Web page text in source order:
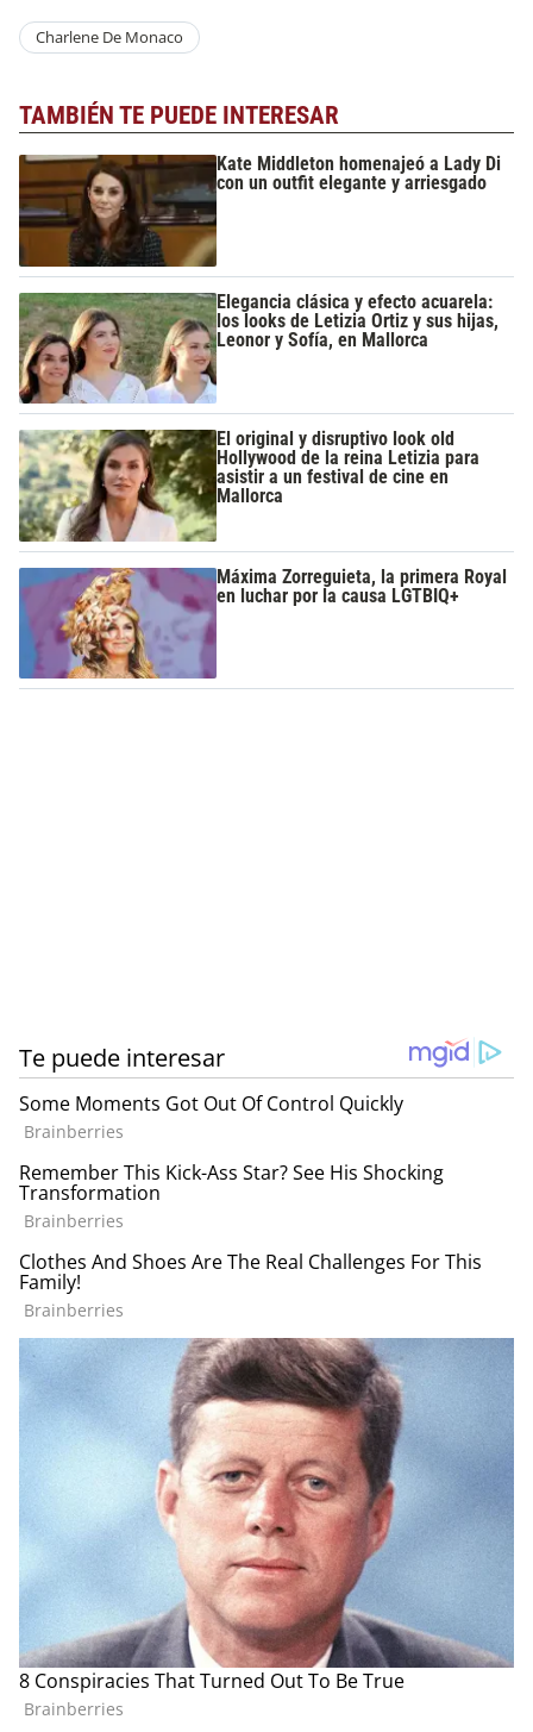
Charlene De Monaco
TAMBIÉN TE PUEDE INTERESAR
Kate Middleton homenajeó a Lady Di
con un outfit elegante y arriesgado
Elegancia clásica y efecto acuarela:
los looks de Letizia Ortiz y sus hijas,
Leonor y Sofía, en Mallorca
El original y disruptivo look old
Hollywood de la reina Letizia para
asistir a un festival de cine en
Mallorca
Máxima Zorreguieta, la primera Royal
en luchar por la causa LGTBIQ+